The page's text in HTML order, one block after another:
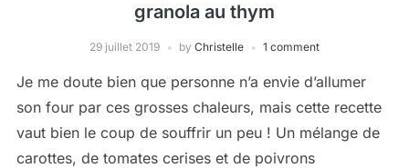
granola au thym
29 juillet 2019 by Christelle 1 comment
Je me doute bien que personne n’a envie d’allumer
son four par ces grosses chaleurs, mais cette recette
vaut bien le coup de souffrir un peu ! Un mélange de
carottes, de tomates cerises et de poivrons